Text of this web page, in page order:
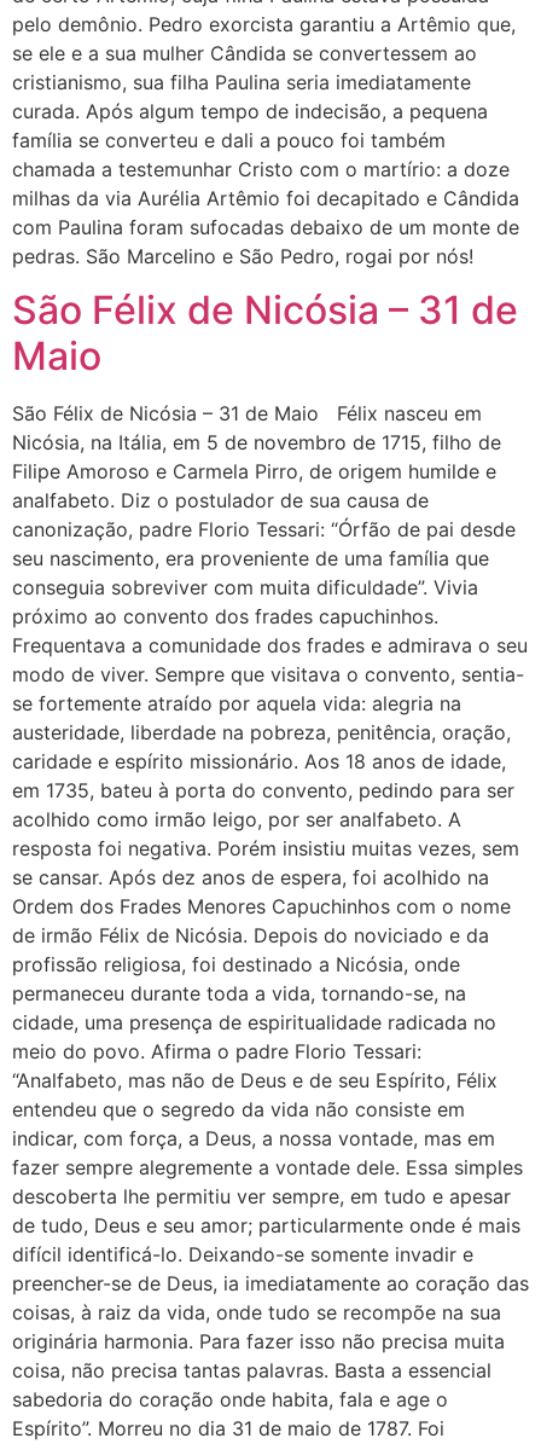
pelo demônio. Pedro exorcista garantiu a Artêmio que,
se ele e a sua mulher Cândida se convertessem ao
cristianismo, sua filha Paulina seria imediatamente
curada. Após algum tempo de indecisão, a pequena
família se converteu e dali a pouco foi também
chamada a testemunhar Cristo com o martírio: a doze
milhas da via Aurélia Artêmio foi decapitado e Cândida
com Paulina foram sufocadas debaixo de um monte de
pedras. São Marcelino e São Pedro, rogai por nós!
São Félix de Nicósia – 31 de
Maio
São Félix de Nicósia – 31 de Maio Félix nasceu em
Nicósia, na Itália, em 5 de novembro de 1715, filho de
Filipe Amoroso e Carmela Pirro, de origem humilde e
analfabeto. Diz o postulador de sua causa de
canonização, padre Florio Tessari: “Órfão de pai desde
seu nascimento, era proveniente de uma família que
conseguia sobreviver com muita dificuldade”. Vivia
próximo ao convento dos frades capuchinhos.
Frequentava a comunidade dos frades e admirava o seu
modo de viver. Sempre que visitava o convento, sentia-
se fortemente atraído por aquela vida: alegria na
austeridade, liberdade na pobreza, penitência, oração,
caridade e espírito missionário. Aos 18 anos de idade,
em 1735, bateu à porta do convento, pedindo para ser
acolhido como irmão leigo, por ser analfabeto. A
resposta foi negativa. Porém insistiu muitas vezes, sem
se cansar. Após dez anos de espera, foi acolhido na
Ordem dos Frades Menores Capuchinhos com o nome
de irmão Félix de Nicósia. Depois do noviciado e da
profissão religiosa, foi destinado a Nicósia, onde
permaneceu durante toda a vida, tornando-se, na
cidade, uma presença de espiritualidade radicada no
meio do povo. Afirma o padre Florio Tessari:
“Analfabeto, mas não de Deus e de seu Espírito, Félix
entendeu que o segredo da vida não consiste em
indicar, com força, a Deus, a nossa vontade, mas em
fazer sempre alegremente a vontade dele. Essa simples
descoberta lhe permitiu ver sempre, em tudo e apesar
de tudo, Deus e seu amor; particularmente onde é mais
difícil identificá-lo. Deixando-se somente invadir e
preencher-se de Deus, ia imediatamente ao coração das
coisas, à raiz da vida, onde tudo se recompõe na sua
originária harmonia. Para fazer isso não precisa muita
coisa, não precisa tantas palavras. Basta a essencial
sabedoria do coração onde habita, fala e age o
Espírito”. Morreu no dia 31 de maio de 1787. Foi